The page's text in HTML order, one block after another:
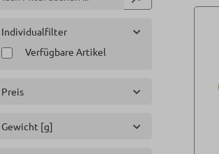
Individualfilter
Verfügbare Artikel
Preis
Gewicht [g]